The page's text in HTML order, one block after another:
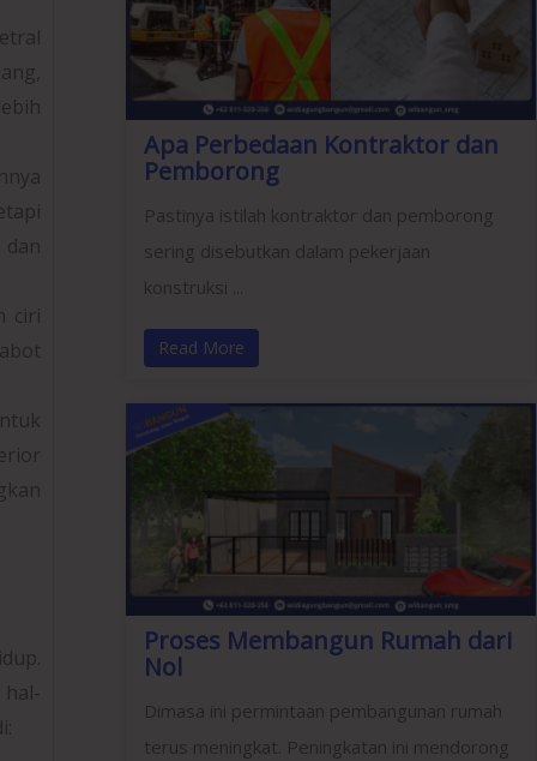
dan
ciri
hal-
Apa Perbedaan Kontraktor dan
Pemborong
Pastinya istilah kontraktor dan pemborong
sering disebutkan dalam pekerjaan
konstruksi ...
Read More
Proses Membangun Rumah dari
Nol
Dimasa ini permintaan pembangunan rumah
terus meningkat. Peningkatan ini mendorong